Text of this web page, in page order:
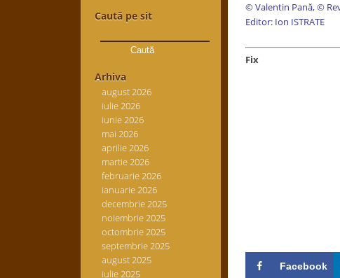
Caută pe sit
după:
Arhiva
august 2026
iulie 2026
iunie 2026
mai 2026
aprilie 2026
martie 2026
februarie 2026
ianuarie 2026
decembrie 2025
noiembrie 2025
octombrie 2025
septembrie 2025
august 2025
iulie 2025
© Valentin Pană, ©
Editor: Ion ISTRATE
Fix
Facebook